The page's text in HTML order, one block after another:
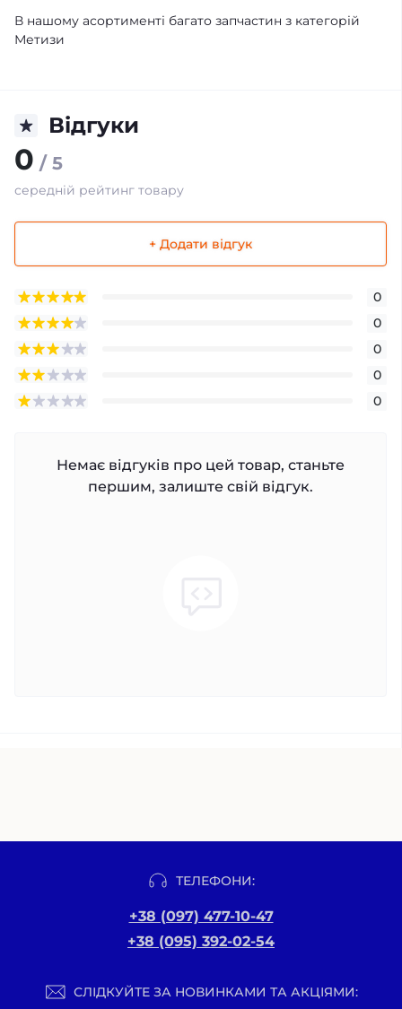
В нашому асортименті багато запчастин з категорій
Метизи
Відгуки
0 / 5
середній рейтинг товару
+ Додати відгук
0
0
0
0
0
Немає відгуків про цей товар, станьте
першим, залиште свій відгук.
ТЕЛЕФОНИ:
+38 (097) 477-10-47
+38 (095) 392-02-54
СЛІДКУЙТЕ ЗА НОВИНКАМИ ТА АКЦІЯМИ: